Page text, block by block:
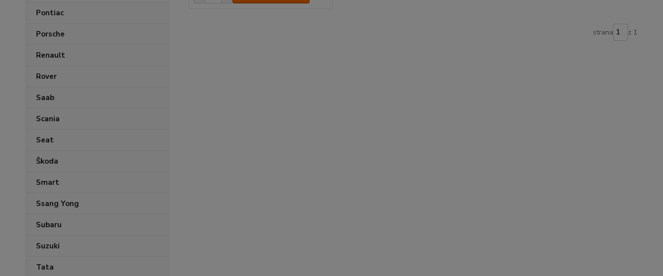
Pontiac
Porsche
Renault
Rover
Saab
Scania
Seat
Škoda
Smart
Ssang Yong
Subaru
Suzuki
Tata
strana z 1